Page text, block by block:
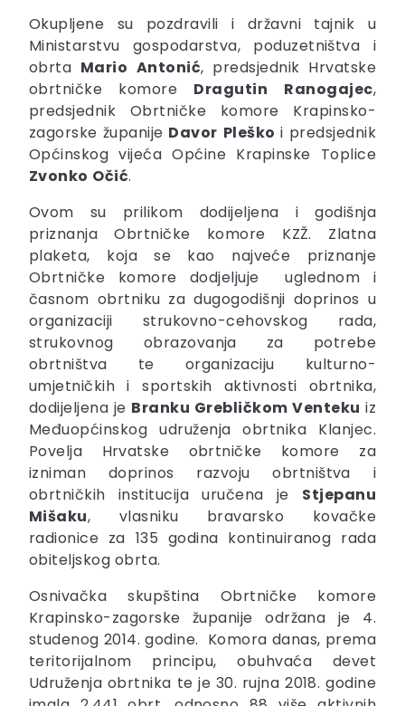
Okupljene su pozdravili i državni tajnik u
Ministarstvu gospodarstva, poduzetništva i
obrta Mario Antonić, predsjednik Hrvatske
obrtničke komore Dragutin Ranogajec,
predsjednik Obrtničke komore Krapinsko-
zagorske županije Davor Pleško i predsjednik
Općinskog vijeća Općine Krapinske Toplice
Zvonko Očić.
Ovom su prilikom dodijeljena i godišnja
priznanja Obrtničke komore KZŽ. Zlatna
plaketa, koja se kao najveće priznanje
Obrtničke komore dodjeljuje uglednom i
časnom obrtniku za dugogodišnji doprinos u
organizaciji strukovno-cehovskog rada,
strukovnog obrazovanja za potrebe
obrtništva te organizaciju kulturno-
umjetničkih i sportskih aktivnosti obrtnika,
dodijeljena je Branku Grebličkom Venteku iz
Međuopćinskog udruženja obrtnika Klanjec.
Povelja Hrvatske obrtničke komore za
izniman doprinos razvoju obrtništva i
obrtničkih institucija uručena je Stjepanu
Mišaku, vlasniku bravarsko kovačke
radionice za 135 godina kontinuiranog rada
obiteljskog obrta.
Osnivačka skupština Obrtničke komore
Krapinsko-zagorske županije održana je 4.
studenog 2014. godine. Komora danas, prema
teritorijalnom principu, obuhvaća devet
Udruženja obrtnika te je 30. rujna 2018. godine